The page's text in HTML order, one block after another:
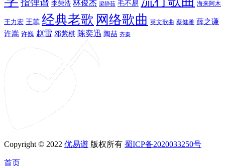
指弹谱 李荣浩 林俊杰 梁静茹 毛不易 海来阿木
王力宏 王菲 经典老歌 网络歌曲 英文歌曲 蔡健雅 薛之谦
许嵩 许巍 赵雷 邓紫棋 陈奕迅 陶喆 齐秦
Copyright © 2022 优易谱 版权所有 蜀ICP备2020033250号
首页